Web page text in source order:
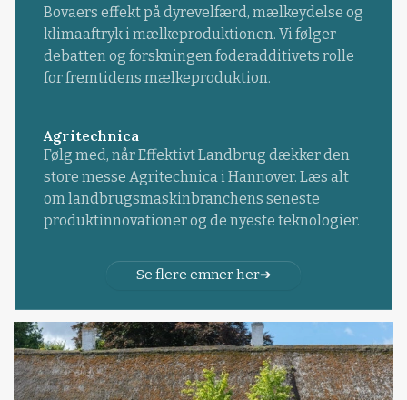
Bovaers effekt på dyrevelfærd, mælkeydelse og
klimaaftryk i mælkeproduktionen. Vi følger
debatten og forskningen foderadditivets rolle
for fremtidens mælkeproduktion.
Agritechnica
Følg med, når Effektivt Landbrug dækker den
store messe Agritechnica i Hannover. Læs alt
om landbrugsmaskinbranchens seneste
produktinnovationer og de nyeste teknologier.
Se flere emner her